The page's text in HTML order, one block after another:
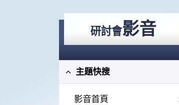
研討會影音
主題快搜
影音首頁